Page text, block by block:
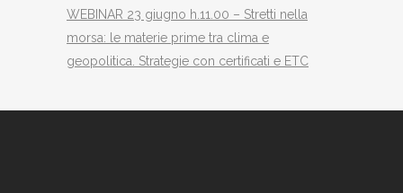
WEBINAR 23 giugno h.11.00 – Stretti nella
morsa: le materie prime tra clima e
geopolitica. Strategie con certificati e ETC